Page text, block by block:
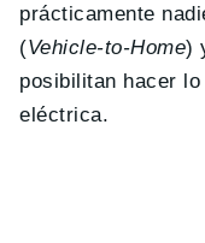
prácticamente
(Vehicle-to-Home)
posibilitan hacer
eléctrica.